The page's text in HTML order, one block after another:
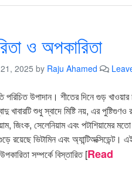
ও অপকারিতা
2025 by Raju Ahamed
উপাদান। শীতের দিনে গুড়
শুধু স্বাদে মিষ্টি নয়, এর পুষ্টিগুণও
জিংক, সেলেনিয়াম এবং পটাশিয়ামের মতো
ভিটামিন এবং অ্যান্টিঅক্সিডেন্ট।
সম্পর্কে বিস্তারিত [Read